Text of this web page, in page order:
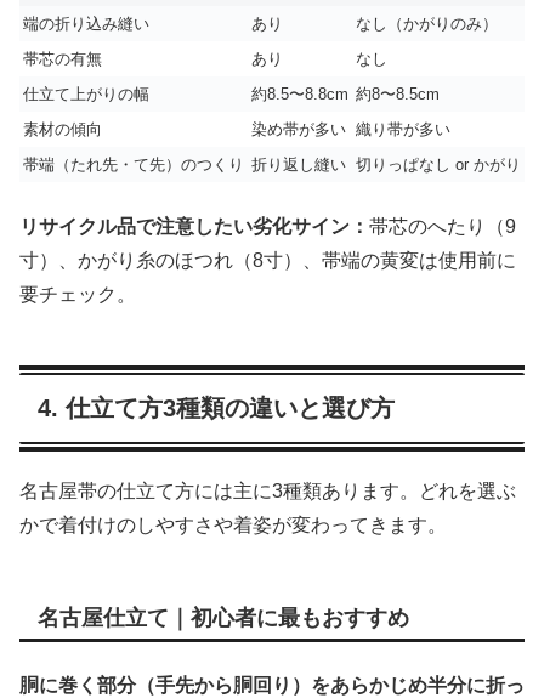
端の折り込み縫い あり
なし（かがりのみ）
帯芯の有無
あり
なし
仕立て上がりの幅
約8.5〜8.8cm 約8〜8.5cm
素材の傾向
染め帯が多い 織り帯が多い
帯端（たれ先・て先）のつくり 折り返し縫い 切りっぱなし or かがり
リサイクル品で注意したい劣化サイン： 帯芯のへたり（9
寸）、かがり糸のほつれ（8寸）、帯端の黄変は使用前に
要チェック。
4. 仕立て方3種類の違いと選び方
名古屋帯の仕立て方には主に3種類あります。どれを選ぶ
かで着付けのしやすさや着姿が変わってきます。
名古屋仕立て｜初心者に最もおすすめ
胴に巻く部分（手先から胴回り）をあらかじめ半分に折っ